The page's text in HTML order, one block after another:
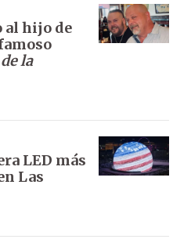
al hijo de
la
LED más
Las